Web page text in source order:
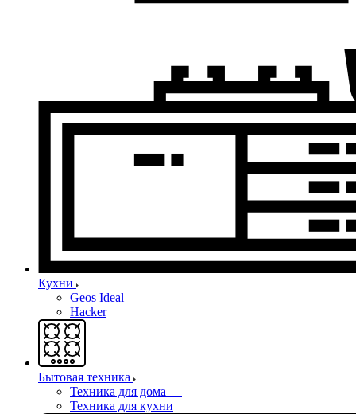
Кухни
Geos Ideal —
Hacker
Бытовая техника
Техника для дома —
Техника для кухни